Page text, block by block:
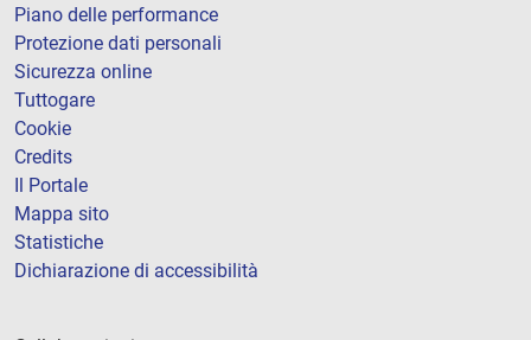
Piano delle performance
Protezione dati personali
Sicurezza online
Tuttogare
Cookie
Credits
Il Portale
Mappa sito
Statistiche
Dichiarazione di accessibilità